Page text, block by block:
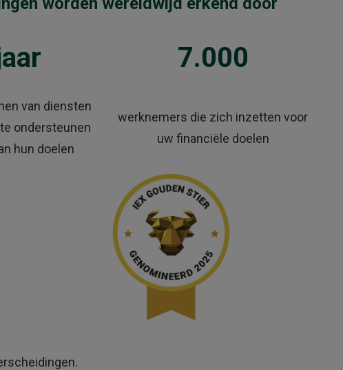
van diensten
ondersteunen
hun doelen
7.000
werknemers die zich inzetten voor
uw financiële doelen